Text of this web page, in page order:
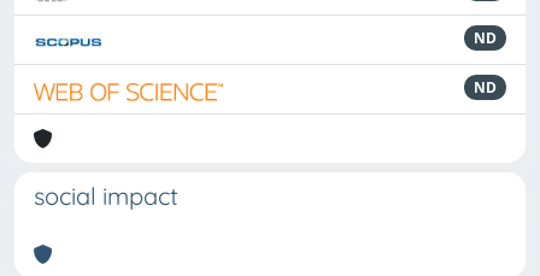
ND
ND
social impact